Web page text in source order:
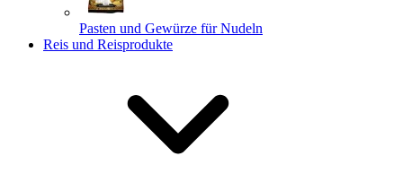
Pasten und Gewürze für Nudeln
Reis und Reisprodukte